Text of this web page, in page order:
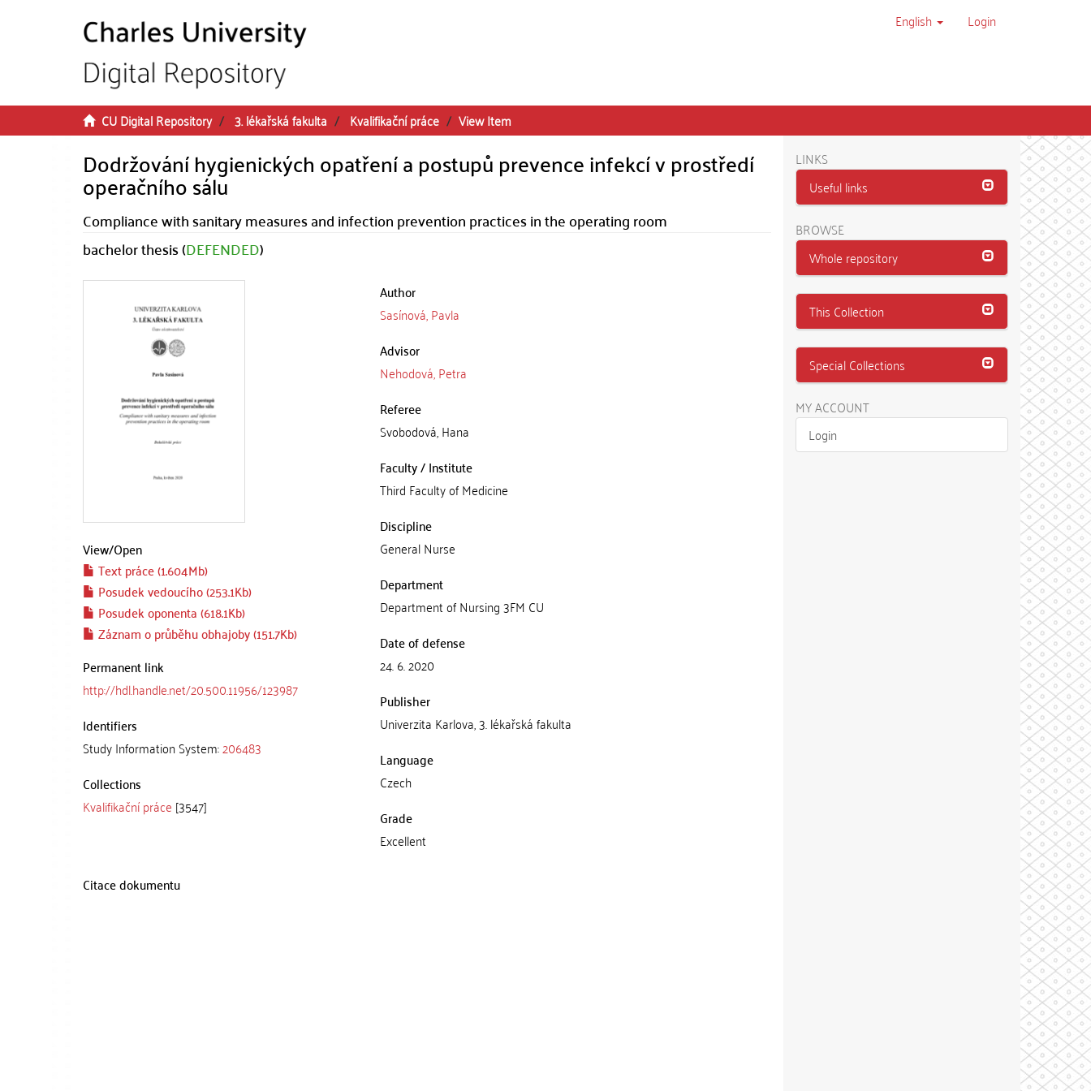
English Login
CU Digital Repository 3. lékařská fakulta Kvalifikační práce View Item
Dodržování hygienických opatření a postupů prevence infekcí v prostředí
operačního sálu
Compliance with sanitary measures and infection prevention practices in the operating room
bachelor thesis (DEFENDED)
View/Open
Text práce (1.604Mb)
Posudek vedoucího (253.1Kb)
Posudek oponenta (618.1Kb)
Záznam o průběhu obhajoby (151.7Kb)
Permanent link
http://hdl.handle.net/20.500.11956/123987
Identifiers
Study Information System:206483
Collections
Kvalifikační práce [3547]
Author
Sasínová, Pavla
Advisor
Nehodová, Petra
Referee
Svobodová, Hana
Faculty / Institute
Third Faculty of Medicine
Discipline
General Nurse
Department
Department of Nursing 3FM CU
Date of defense
24. 6. 2020
Publisher
Univerzita Karlova, 3. lékařská fakulta
Language
Czech
Grade
Excellent
Citace dokumentu
LINKS
Useful links
BROWSE
Whole repository
This Collection
Special Collections
MY ACCOUNT
Login